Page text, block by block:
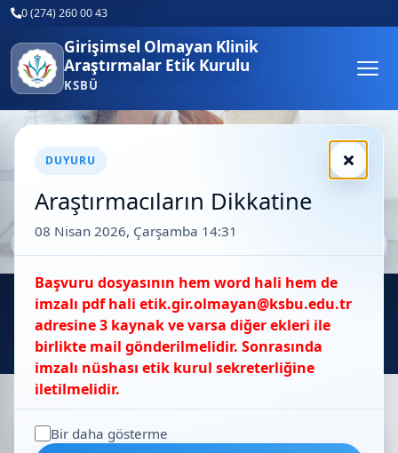
0 (274) 260 00 43
Girişimsel Olmayan Klinik
Araştırmalar Etik Kurulu
KSBÜ
DUYURU
Araştırmacıların Dikkatine
08 Nisan 2026, Çarşamba 14:31
Başvuru dosyasının hem word hali hem de
imzalı pdf hali etik.gir.olmayan@ksbu.edu.tr
adresine 3 kaynak ve varsa diğer ekleri ile
birlikte mail gönderilmelidir. Sonrasında
imzalı nüshası etik kurul sekreterliğine
iletilmelidir.
Bir daha gösterme
Üst slider
1/1: 1. slayt
Hızlı Erişim